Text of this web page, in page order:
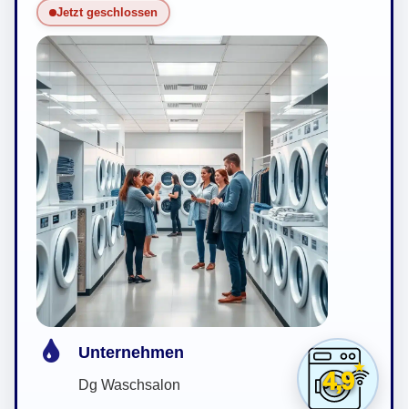
Jetzt geschlossen
4,9
Unternehmen
Dg Waschsalon